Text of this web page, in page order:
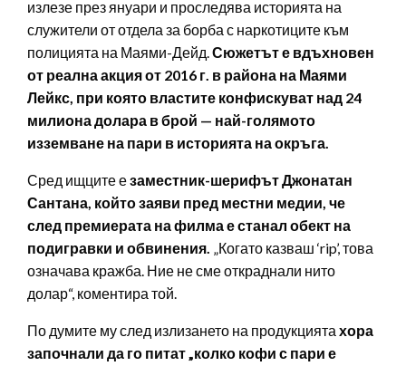
излезе през януари и проследява историята на
служители от отдела за борба с наркотиците към
полицията на Маями-Дейд.Сюжетът е вдъхновен
от реална акция от 2016 г. в района на Маями
Лейкс, при която властите конфискуват над 24
милиона долара в брой — най-голямото
изземване на пари в историята на окръга.
Сред ищците езаместник-шерифът Джонатан
Сантана, който заяви пред местни медии, че
след премиерата на филма е станал обект на
подигравки и обвинения. „Когато казваш ‘rip’, това
означава кражба. Ние не сме откраднали нито
долар“, коментира той.
По думите му след излизането на продукцията хора
започнали да го питат „колко кофи с пари е